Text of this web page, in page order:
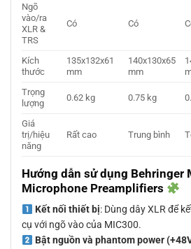
Ngõ
vào/ra
XLR &
TRS
Có Có
Kích
thước
135x132x61
mm
140x130x65
mm
Trọng
lượng
0.62 kg 0.75 kg
Giá
trị/hiệu
năng
Rất cao Trung bình
Hướng dẫn sử dụng Behringer
Microphone Preamplifiers
Kết nối thiết bị: Dùng dây XLR để
cụ với ngõ vào của MIC300.
Bật nguồn và phantom power